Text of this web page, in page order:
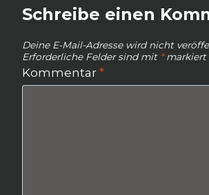
Schreibe einen
Deine E-Mail-Adresse wird nicht
Erforderliche Felder sind mit *markiert
Kommentar *